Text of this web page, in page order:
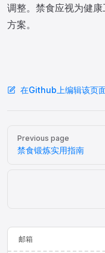
调整。禁食应视为健
方案。
在Github上编辑该页
Previous page
禁食锻炼实用指南
邮箱